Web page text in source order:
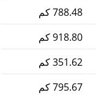
788.48 كم
918.80 كم
351.62 كم
795.67 كم